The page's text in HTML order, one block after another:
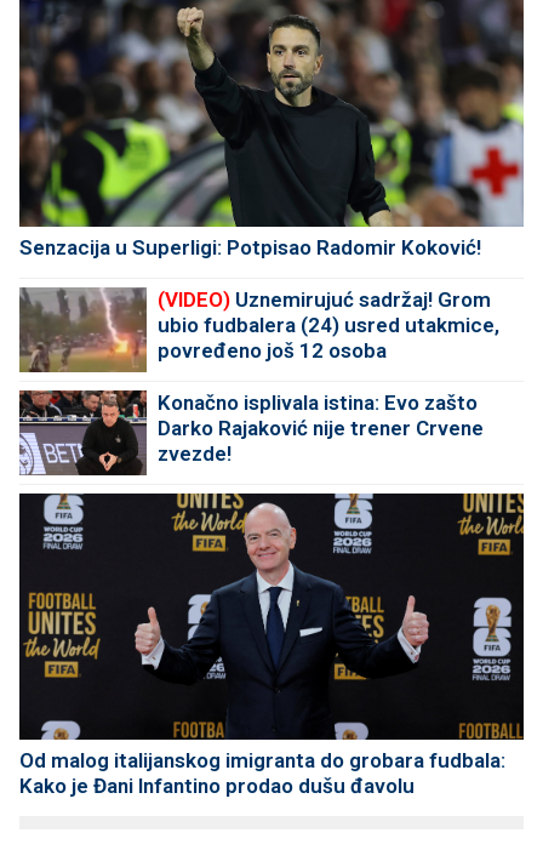
Senzacija u Superligi: Potpisao Radomir Koković!
(VIDEO) Uznemirujuć sadržaj! Grom
ubio fudbalera (24) usred utakmice,
povređeno još 12 osoba
Konačno isplivala istina: Evo zašto
Darko Rajaković nije trener Crvene
zvezde!
Od malog italijanskog imigranta do grobara fudbala:
Kako je Đani Infantino prodao dušu đavolu